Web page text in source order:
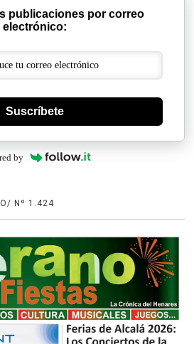
publicaciones por correo
electrónico:
Suscríbete
by
Nº 1.424